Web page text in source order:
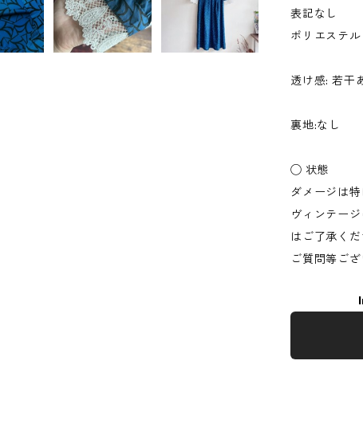
表記なし
ポリエステル
透け感: 若干
裏地:なし
◯ 状態
ダメージは
ヴィンテー
はご了承くだ
ご質問等ご